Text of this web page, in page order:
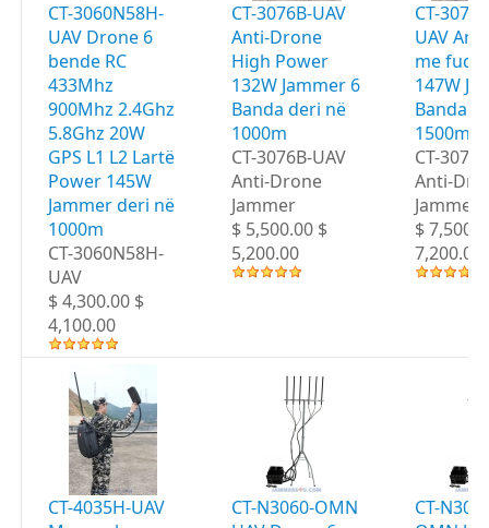
CT-3060N58H-
UAV Drone 6
bende RC
433Mhz
900Mhz 2.4Ghz
5.8Ghz 20W
GPS L1 L2 Lartë
Power 145W
Jammer deri në
1000m
CT-3060N58H-
UAV
$ 4,300.00 $
4,100.00
CT-3076B-UAV
Anti-Drone
High Power
132W Jammer 6
Banda deri në
1000m
CT-3076B-UAV
Anti-Drone
Jammer
$ 5,500.00 $
5,200.00
CT-
UAV
me fuqi
147W
Banda
1500m
CT-
Anti-
Jammer
$
7,200.00
CT-4035H-UAV
CT-N3060-OMN
CT-